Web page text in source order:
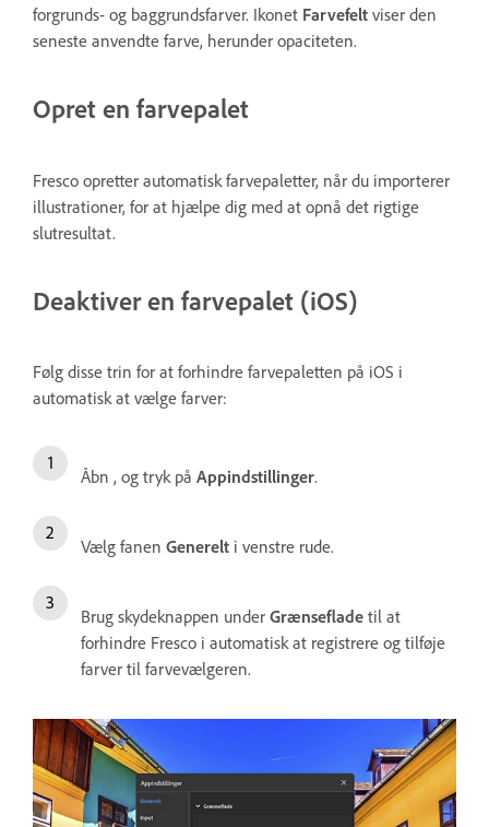
forgrunds- og baggrundsfarver. Ikonet Farvefelt viser den
seneste anvendte farve, herunder opaciteten.
Opret en farvepalet
Fresco opretter automatisk farvepaletter, når du importerer
illustrationer, for at hjælpe dig med at opnå det rigtige
slutresultat.
Deaktiver en farvepalet (iOS)
Følg disse trin for at forhindre farvepaletten på iOS i
automatisk at vælge farver:
Åbn , og tryk på Appindstillinger.
Vælg fanen Generelt i venstre rude.
Brug skydeknappen under Grænseflade til at
forhindre Fresco i automatisk at registrere og tilføje
farver til farvevælgeren.